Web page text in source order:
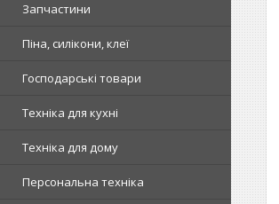
Запчастини
Піна, силікони, клеї
Господарські товари
Техніка для кухні
Техніка для дому
Персональна техніка